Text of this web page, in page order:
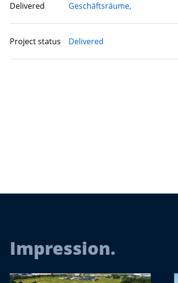
Delivered Geschäftsräume,
Project status Delivered
Impression.